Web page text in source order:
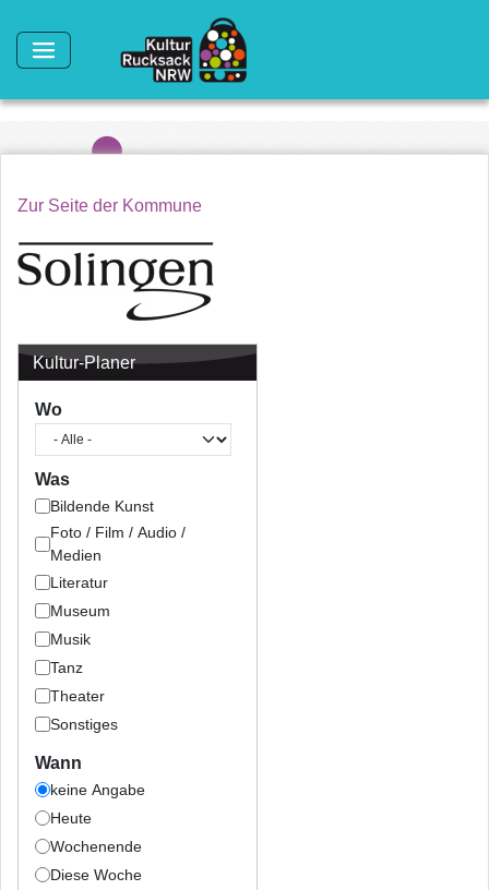
Zur Seite der Kommune
Kultur-Planer
Wo
Was
Bildende Kunst
Foto / Film / Audio /
Medien
Literatur
Museum
Musik
Tanz
Theater
Sonstiges
Wann
keine Angabe
Heute
Wochenende
Diese Woche